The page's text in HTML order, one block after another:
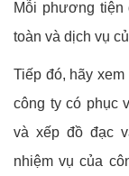
Mỗi phương tiện
toàn và dịch vụ
Tiếp đó, hãy
công ty có phục
và xếp đồ đạc
nhiệm vụ của